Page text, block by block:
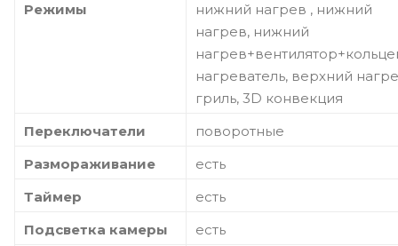
Режимы
нижний нагрев , нижний
нагрев, нижний
нагреватель, верхний
гриль, 3D конвекция
Переключатели
поворотные
Размораживание
есть
Таймер
есть
Подсветка камеры
есть